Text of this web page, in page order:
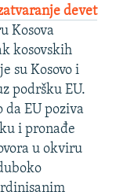
devet
Kosova
kosovskih
su Kosovo i
podršku EU.
da EU poziva
i pronađe
u okviru